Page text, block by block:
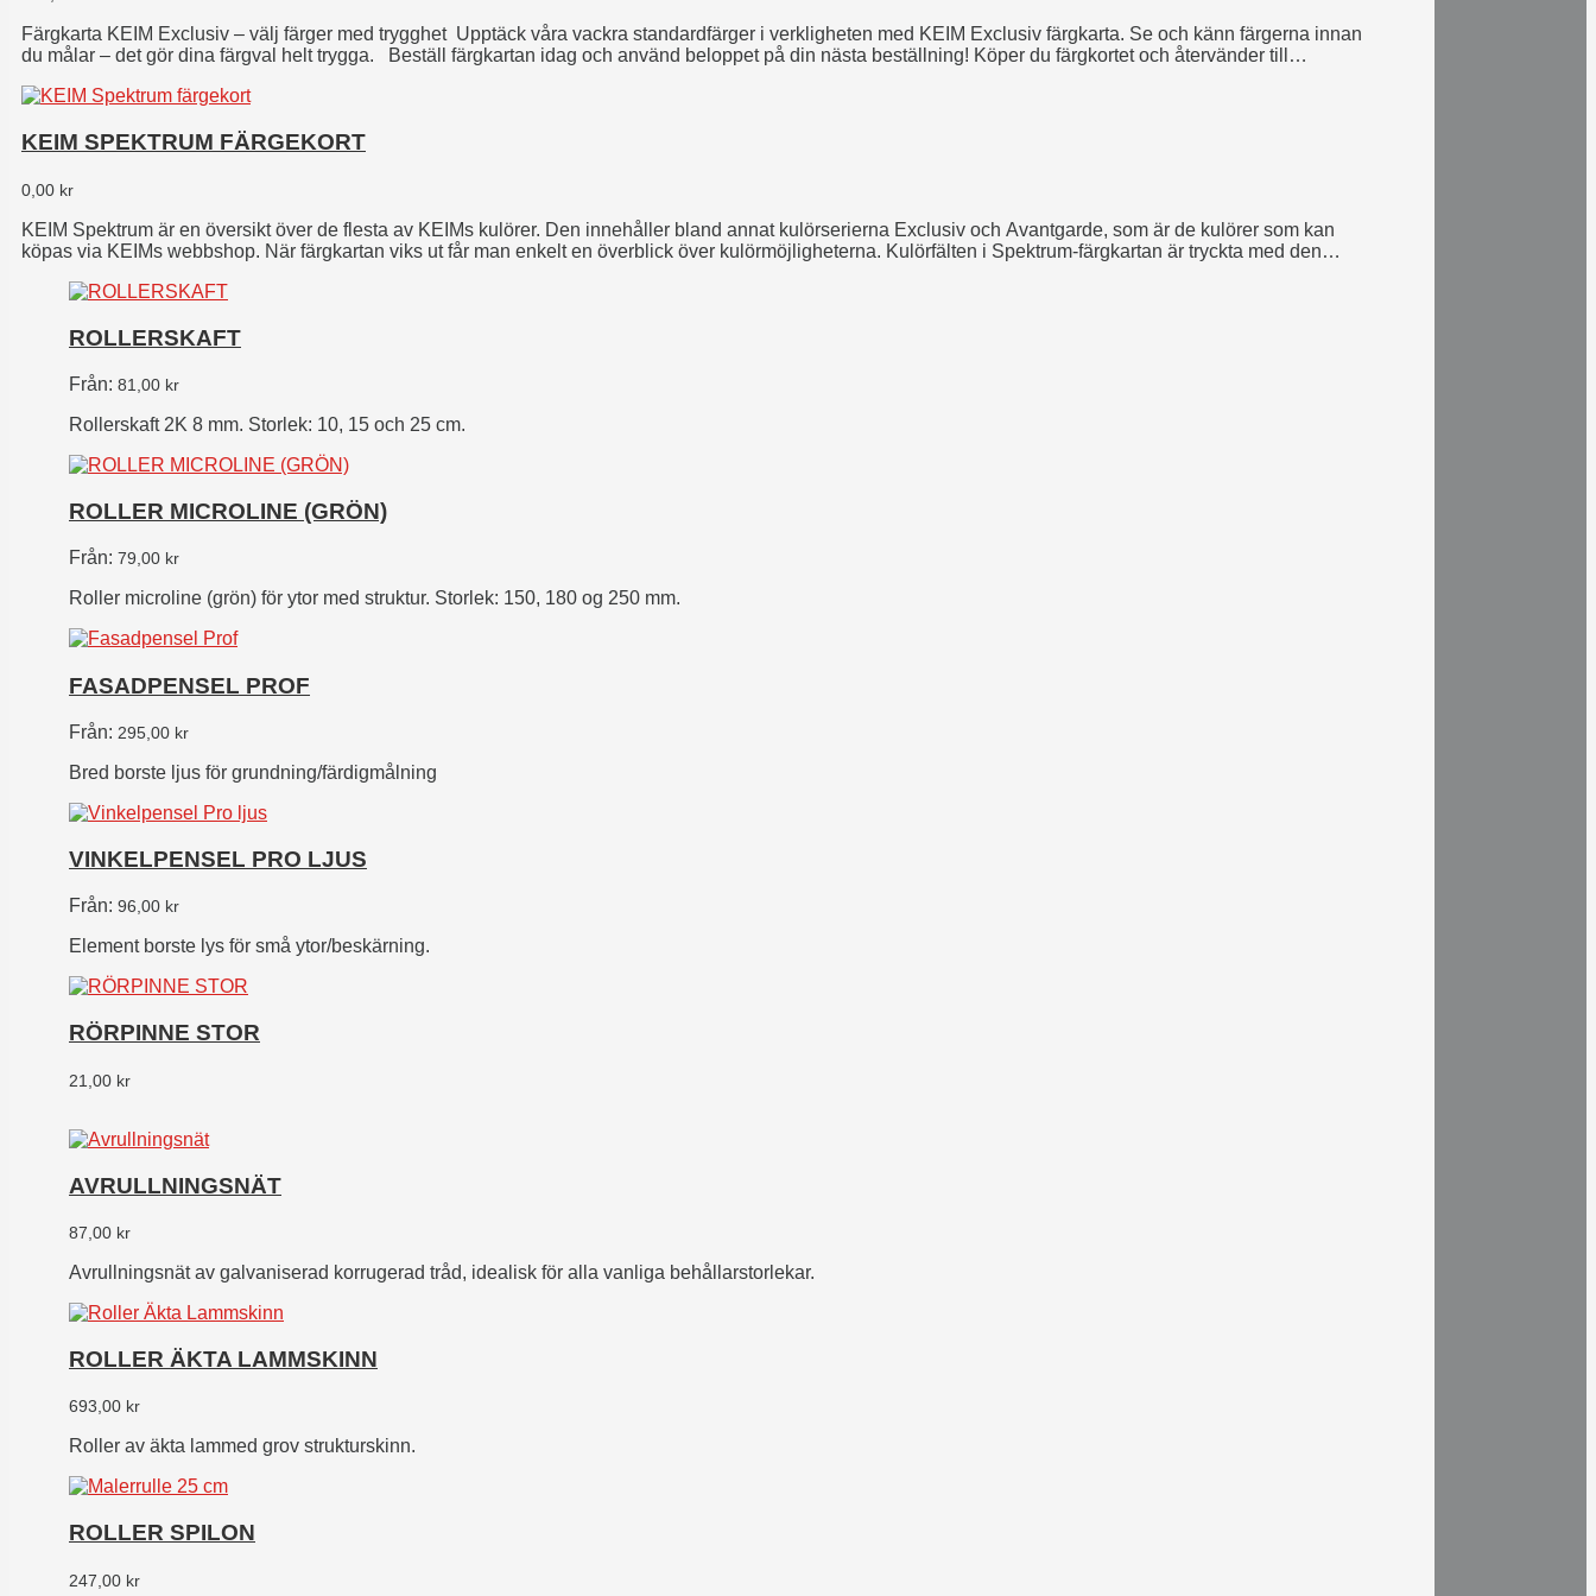
Färgkarta KEIM Exclusiv – välj färger med trygghet Upptäck våra vackra standardfärger i verkligheten med KEIM Exclusiv färgkarta. Se och känn färgerna innan
du målar – det gör dina färgval helt trygga. Beställ färgkartan idag och använd beloppet på din nästa beställning! Köper du färgkortet och återvänder till
KEIM SPEKTRUM FÄRGEKORT
0,00 kr
KEIM Spektrum är en översikt över de flesta av KEIMs kulörer. Den innehåller bland annat kulörserierna Exclusiv och Avantgarde, som är de kulörer som kan
köpas via KEIMs webbshop. När färgkartan viks ut får man enkelt en överblick över kulörmöjligheterna. Kulörfälten i Spektrum-färgkartan är tryckta med den
ROLLERSKAFT
Från: 81,00 kr
Rollerskaft 2K 8 mm. Storlek: 10, 15 och 25 cm.
ROLLER MICROLINE (GRÖN)
Från: 79,00 kr
Roller microline (grön) för ytor med struktur. Storlek: 150, 180 og 250 mm.
FASADPENSEL PROF
Från: 295,00 kr
Bred borste ljus för grundning/färdigmålning
VINKELPENSEL PRO LJUS
Från: 96,00 kr
Element borste lys för små ytor/beskärning.
RÖRPINNE STOR
21,00 kr
AVRULLNINGSNÄT
87,00 kr
Avrullningsnät av galvaniserad korrugerad tråd, idealisk för alla vanliga behållarstorlekar.
ROLLER ÄKTA LAMMSKINN
693,00 kr
Roller av äkta lammed grov strukturskinn.
ROLLER SPILON
247,00 kr